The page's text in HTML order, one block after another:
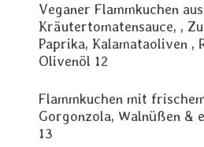
Veganer Flammkuchen
Kräutertomatensauce, ,
Paprika, Kalamataoliven ,
Olivenöl 12
Flammkuchen mit
Gorgonzola, Walnüßen &
13